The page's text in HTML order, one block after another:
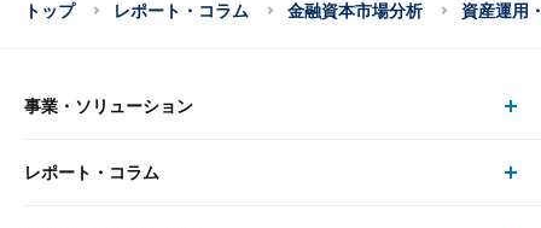
トップ レポート・コラム 金融資本市場分析 資産運用
事業・ソリューション
事業・ソリューション トップ
レポート・コラム